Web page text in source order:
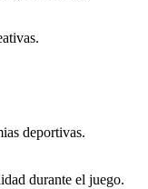
deportivas.
durante el juego.